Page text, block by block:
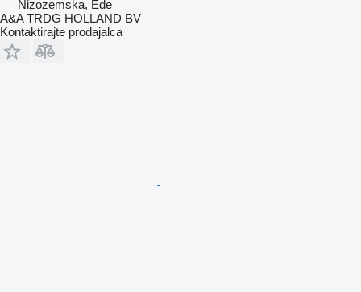
Nizozemska, Ede
A&A TRDG HOLLAND BV
Kontaktirajte prodajalca